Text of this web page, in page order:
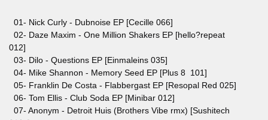
01- Nick Curly - Dubnoise EP [Cecille 066]
02- Daze Maxim - One Million Shakers EP [hello?repeat
012]
03- Dilo - Questions EP [Einmaleins 035]
04- Mike Shannon - Memory Seed EP [Plus 8 101]
05- Franklin De Costa - Flabbergast EP [Resopal Red 025]
06- Tom Ellis - Club Soda EP [Minibar 012]
07- Anonym - Detroit Huis (Brothers Vibe rmx) [Sushitech